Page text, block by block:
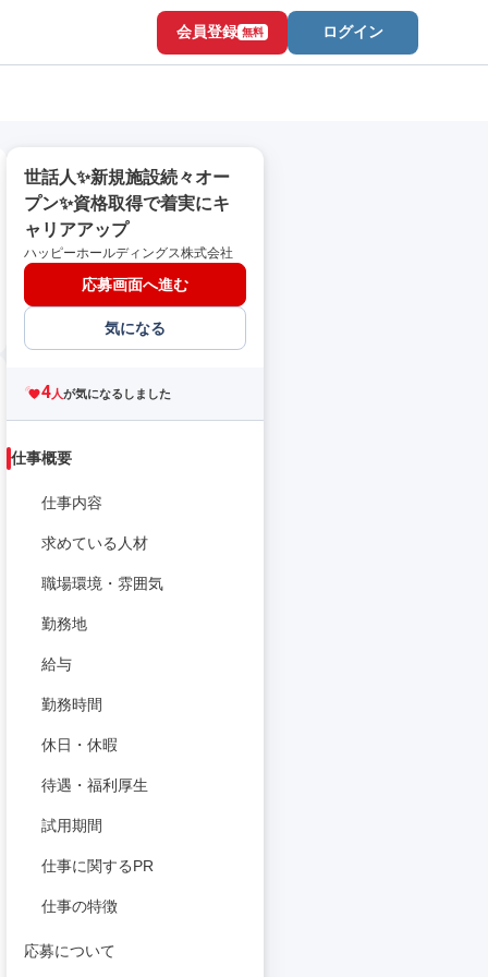
会員登録 無料 ログイン
世話人✨新規施設続々オー
プン✨資格取得で着実にキ
ャリアアップ
ハッピーホールディングス株式会社
応募画面へ進む
気になる
4人が気になるしました
仕事概要
仕事内容
求めている人材
職場環境・雰囲気
勤務地
給与
勤務時間
休日・休暇
待遇・福利厚生
試用期間
仕事に関するPR
仕事の特徴
応募について